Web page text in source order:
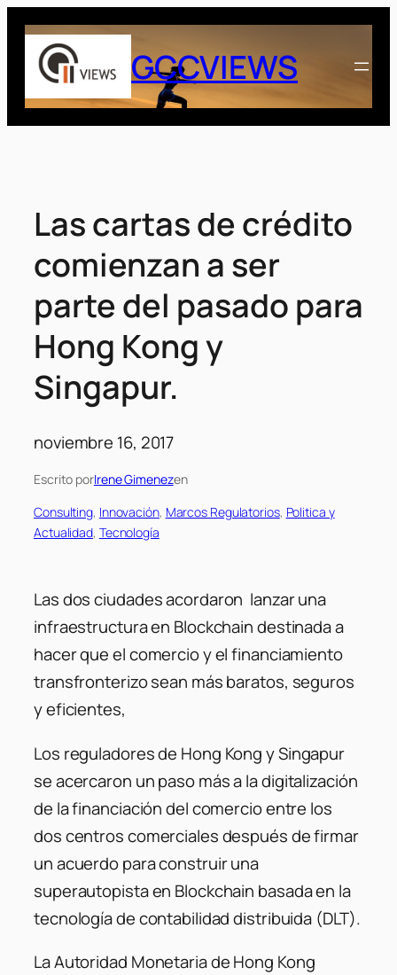
Saltar
contenido
GCCVIEWS
Las cartas de crédito
comienzan a ser
parte del pasado para
Hong Kong y
Singapur.
noviembre 16, 2017
Escrito porIrene Gimenezen
Consulting, Innovación, Marcos Regulatorios, Politica y
Actualidad, Tecnología
Las dos ciudades acordaron lanzar una
infraestructura en Blockchain destinada a
hacer que el comercio y el financiamiento
transfronterizo sean más baratos, seguros
y eficientes,
Los reguladores de Hong Kong y Singapur
se acercaron un paso más a la digitalización
de la financiación del comercio entre los
dos centros comerciales después de firmar
un acuerdo para construir una
superautopista en Blockchain basada en la
tecnología de contabilidad distribuida (DLT).
La Autoridad Monetaria de Hong Kong